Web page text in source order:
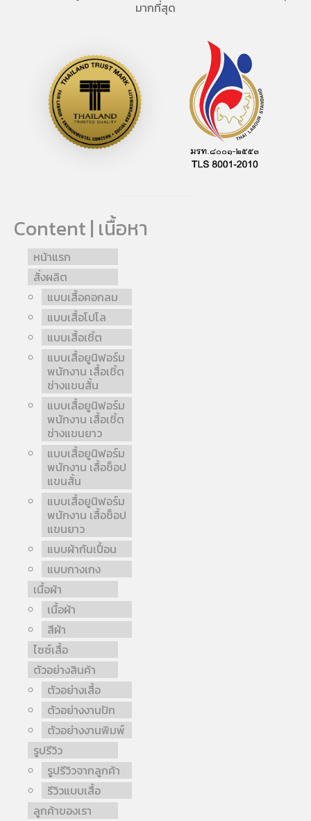
มากที่สุด
Content | เนื้อหา
หน้าแรก
สั่งผลิต
แบบเสื้อคอกลม
แบบเสื้อโปโล
แบบเสื้อเชิ้ต
แบบเสื้อยูนิฟอร์ม
พนักงาน เสื้อเชิ้ต
ช่างแขนสั้น
แบบเสื้อยูนิฟอร์ม
พนักงาน เสื้อเชิ้ต
ช่างแขนยาว
แบบเสื้อยูนิฟอร์ม
พนักงาน เสื้อช็อป
แขนสั้น
แบบเสื้อยูนิฟอร์ม
พนักงาน เสื้อช็อป
แขนยาว
แบบผ้ากันเปื้อน
แบบกางเกง
เนื้อผ้า
เนื้อผ้า
สีผ้า
ไซซ์เสื้อ
ตัวอย่างสินค้า
ตัวอย่างเสื้อ
ตัวอย่างงานปัก
ตัวอย่างงานพิมพ์
รูปรีวิว
รูปรีวิวจากลูกค้า
รีวิวแบบเสื้อ
ลูกค้าของเรา